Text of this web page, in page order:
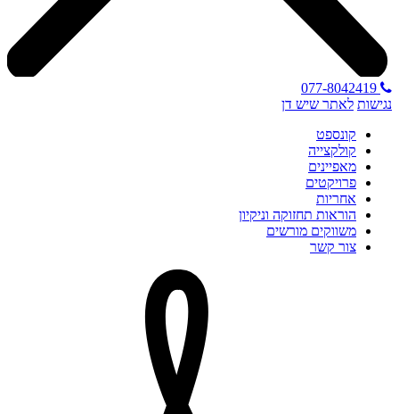
077-8042419
נגישות לאתר שיש דן
קונספט
קולקצייה
מאפיינים
פרויקטים
אחריות
הוראות תחזוקה וניקיון
משווקים מורשים
צור קשר